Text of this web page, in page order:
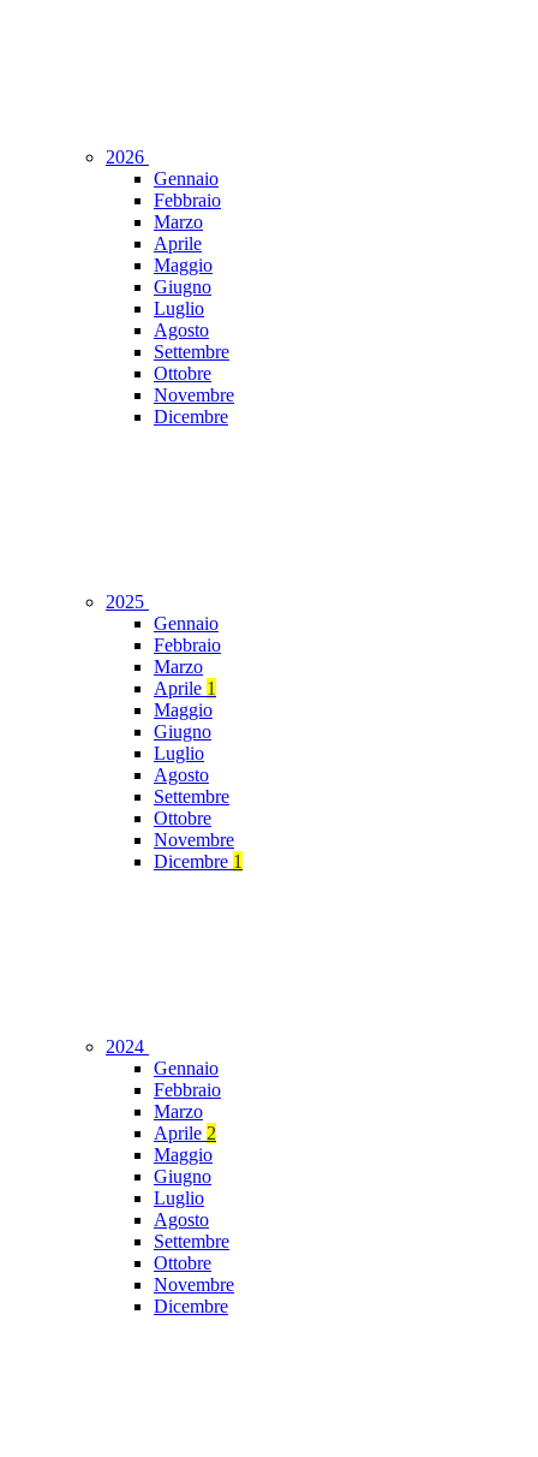
2026
Gennaio
Febbraio
Marzo
Aprile
Maggio
Giugno
Luglio
Agosto
Settembre
Ottobre
Novembre
Dicembre
2025
Gennaio
Febbraio
Marzo
Aprile 1
Maggio
Giugno
Luglio
Agosto
Settembre
Ottobre
Novembre
Dicembre 1
2024
Gennaio
Febbraio
Marzo
Aprile 2
Maggio
Giugno
Luglio
Agosto
Settembre
Ottobre
Novembre
Dicembre